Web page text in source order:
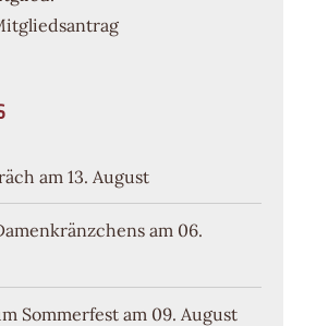
am 13. August
am 06.
Sommerfest am 09. August